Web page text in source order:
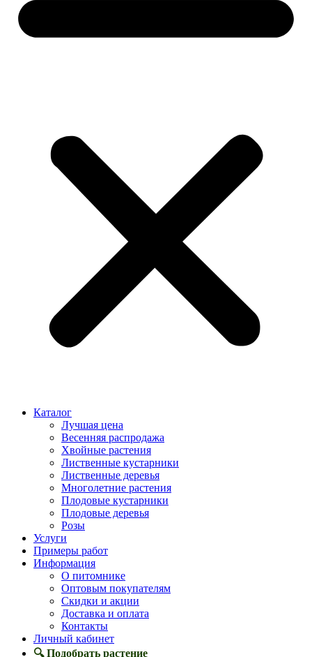
Каталог
Лучшая цена
Весенняя распродажа
Хвойные растения
Лиственные кустарники
Лиственные деревья
Многолетние растения
Плодовые кустарники
Плодовые деревья
Розы
Услуги
Примеры работ
Информация
О питомнике
Оптовым покупателям
Скидки и акции
Доставка и оплата
Контакты
Личный кабинет
🔍 Подобрать растение